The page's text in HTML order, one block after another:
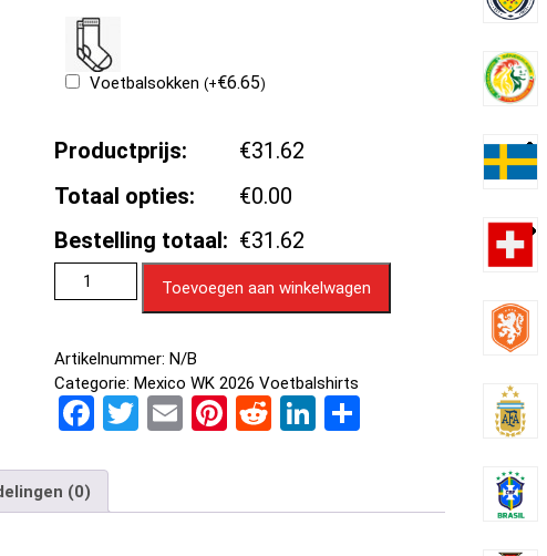
Voetbalsokken (+€6.65)
Productprijs:
€31.62
Totaal opties:
€0.00
Bestelling totaal: €31.62
Toevoegen aan winkelwagen
Artikelnummer: N/B
Categorie: Mexico WK 2026 Voetbalshirts
F
ce
b
T
er
E Pi
es
R
di
Li
dI
D
n
(0)